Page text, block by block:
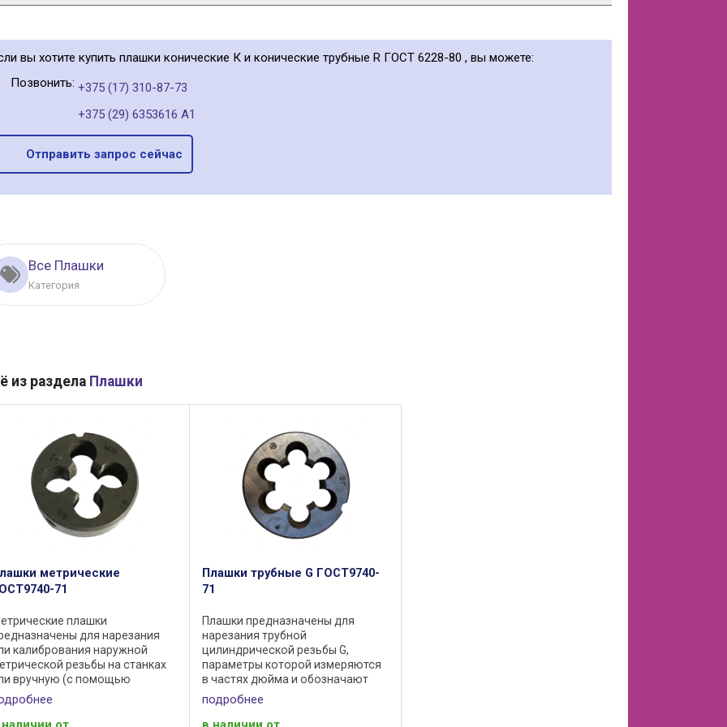
вы хотите купить плашки конические К и конические трубные R ГОСТ 6228-80 , вы можете:
Позвонить: +375 (17) 310-87-73
+375 (29) 6353616 А1
Отправить запрос сейчас
Все Плашки
Категория
из раздела Плашки
метрические
71
плашки
для нарезания
калибрования наружной
резьбы на станках
вручную (с помощью
воротков) за один
Обозначаются буквой М
которой указывается
Плашки трубные G ГОСТ9740-
71
Плашки предназначены для
нарезания трубной
цилиндрической резьбы G,
параметры которой измеряются
в частях дюйма и обозначают
"условный проход" трубы, как на
станках в плашкодержателях, так
и вручную с использованием
подробнее